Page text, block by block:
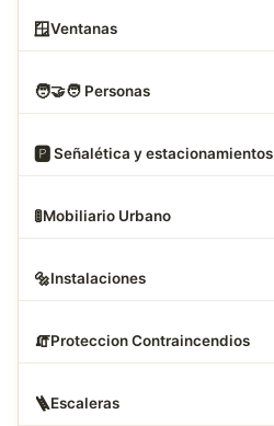
🪟Ventanas
🧑‍🤝‍🧑 Personas
🅿️ Señalética y estacionamientos
🚦Mobiliario Urbano
🔩Instalaciones
🧯Proteccion Contraincendios
🪜Escaleras